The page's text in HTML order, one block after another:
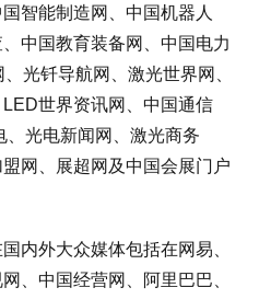
智能制造网、中国机器人
中国教育装备网、中国电力
光钎导航网、激光世界网、
世界资讯网、中国通信
、光电新闻网、激光商务
网、展超网及中国会展门户
内外大众媒体包括在网易、
、中国经营网、阿里巴巴、